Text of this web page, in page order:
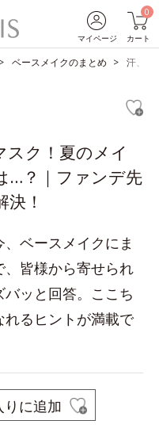
マイページ
0
カート
ベースメイクのまとめ 汗、皮
スク！夏のメイ
…？｜ファンデ先
！
ベースメイクにま
皆様から寄せられ
ッと回答。ここち
るヒントが満載で
りに追加